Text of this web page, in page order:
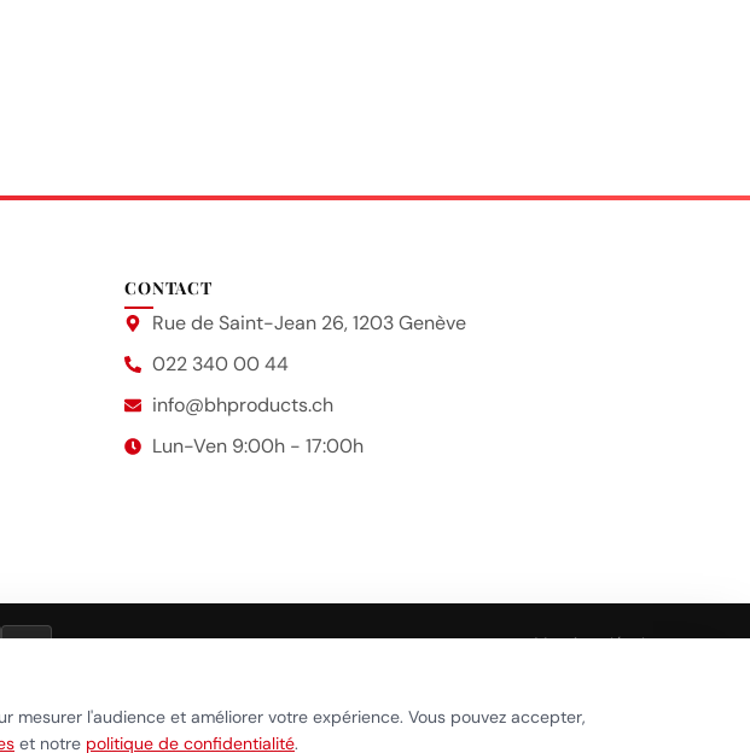
CONTACT
Rue de Saint-Jean 26, 1203 Genève
022 340 00 44
info@bhproducts.ch
Lun-Ven 9:00h - 17:00h
POST Mentions légales
l'audience et améliorer votre expérience. Vous pouvez accepter,
et notre politique de confidentialité.
• Gérer mes préférences cookies